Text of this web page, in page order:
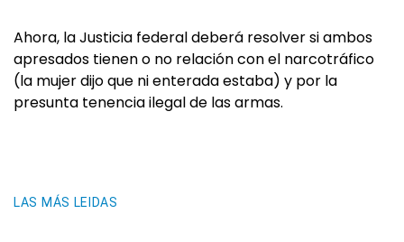
Ahora, la Justicia federal deberá resolver si ambos
apresados tienen o no relación con el narcotráfico
(la mujer dijo que ni enterada estaba) y por la
presunta tenencia ilegal de las armas.
LAS MÁS LEIDAS